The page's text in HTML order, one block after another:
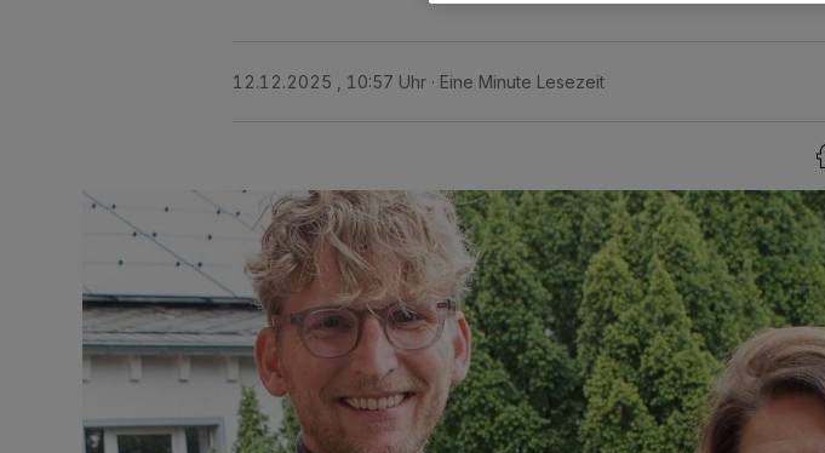
12.12.2025 , 10:57 Uhr Eine Minute Lesezeit